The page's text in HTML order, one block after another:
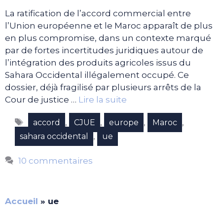
La ratification de l’accord commercial entre
l’Union européenne et le Maroc apparaît de plus
en plus compromise, dans un contexte marqué
par de fortes incertitudes juridiques autour de
l’intégration des produits agricoles issus du
Sahara Occidental illégalement occupé. Ce
dossier, déjà fragilisé par plusieurs arrêts de la
Cour de justice … Lire la suite
Étiquettes
accord , CJUE , europe , Maroc ,
sahara occidental , ue
10 commentaires
Accueil » ue